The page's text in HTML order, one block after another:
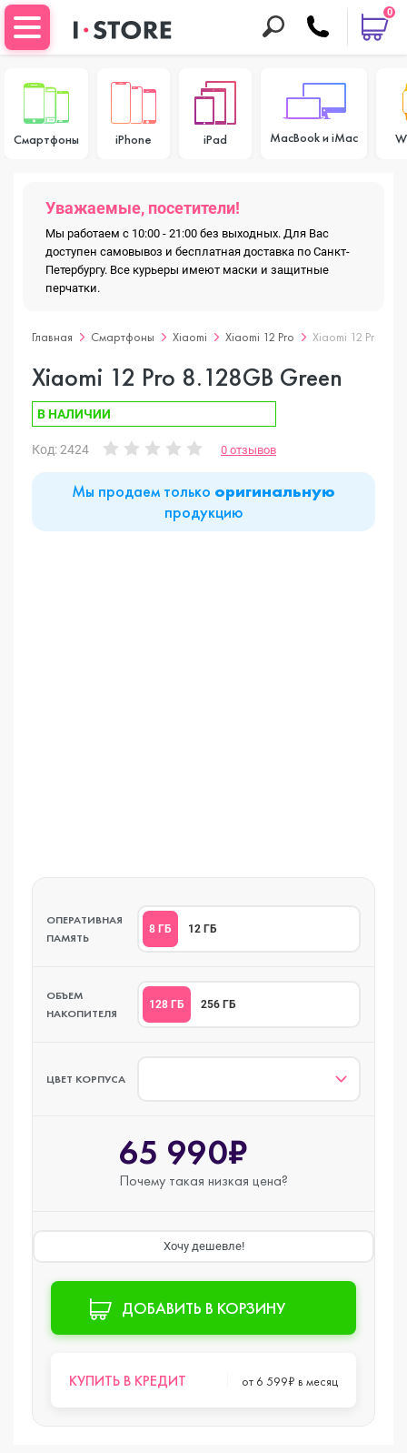
0
Смартфоны iPhone iPad MacBook и iMac
Уважаемые, посетители!
Мы работаем с 10:00 - 21:00 без выходных. Для Вас
доступен самовывоз и бесплатная доставка по Санкт-
Петербургу. Все курьеры имеют маски и защитные
перчатки.
Главная Смартфоны Xiaomi Xiaomi 12 Pro Xiaomi 12 Pro
Xiaomi 12 Pro 8.128GB Green
В НАЛИЧИИ
Код: 2424 0 отзывов
Мы продаем только оригинальную
продукцию
ОПЕРАТИВНАЯ
ПАМЯТЬ
8 ГБ 12 ГБ
ОБЪЕМ
НАКОПИТЕЛЯ
128 ГБ 256 ГБ
ЦВЕТ КОРПУСА
65 990₽
Почему такая низкая цена?
Хочу дешевле!
ДОБАВИТЬ В КОРЗИНУ
КУПИТЬ В КРЕДИТ от 6 599₽ в месяц